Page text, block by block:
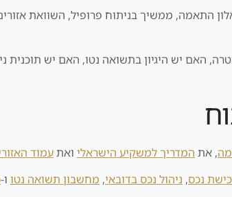
התאמה, ממשיך בניתוח פרופיל, השוואת
האם יש היגיון בתשואה נטו, האם יש תוכנית
, את המדריך למשקיע הישראלי ואתעמוד
נכס, ניהול נכס בדובאי, מחשבון תשואה נטו ו-